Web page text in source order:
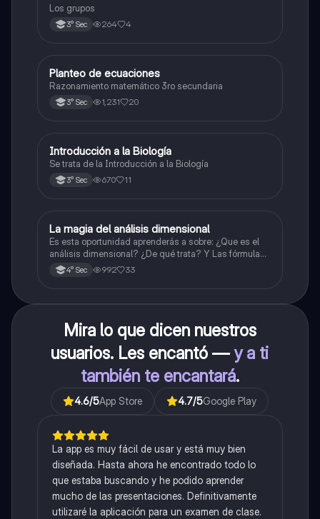
Los grupos
3° Sec 264 4
Matemáticas
Planteo de ecuaciones
Razonamiento matemático 3ro secundaria
3° Sec 1,231 20
Biología
Introducción a la Biología
Se trata de la Introducción a la Biología
3° Sec 670 11
Física
La magia del análisis dimensional
Es esta oportunidad aprenderás a sobre: ¿Que es el
análisis dimensional? ¿De qué trata? Y Las fórmulas
de las magnitudes fundamentales y derivadas.
4° Sec 992 33
Mira lo que dicen nuestros
usuarios. Les encantó —y a ti
también te encantará.
4.6/5App Store 4.7/5Google Play
La app es muy fácil de usar y está muy bien
diseñada. Hasta ahora he encontrado todo lo
que estaba buscando y he podido aprender
mucho de las presentaciones. Definitivamente
utilizaré la aplicación para un examen de clase.